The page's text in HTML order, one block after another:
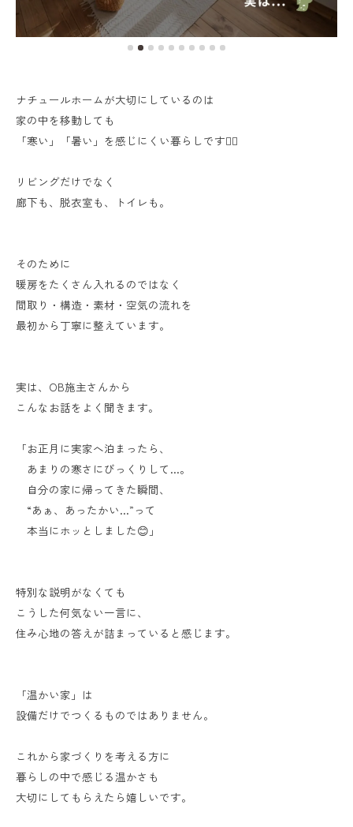
ナチュールホームが大切にしているのは
家の中を移動しても
「寒い」「暑い」を感じにくい暮らしです💁‍♂️
リビングだけでなく
廊下も、脱衣室も、トイレも。
そのために
暖房をたくさん入れるのではなく
間取り・構造・素材・空気の流れを
最初から丁寧に整えています。
実は、OB施主さんから
こんなお話をよく聞きます。
「お正月に実家へ泊まったら、
あまりの寒さにびっくりして…。
自分の家に帰ってきた瞬間、
“あぁ、あったかい…”って
本当にホッとしました😊」
特別な説明がなくても
こうした何気ない一言に、
住み心地の答えが詰まっていると感じます。
「温かい家」は
設備だけでつくるものではありません。
これから家づくりを考える方に
暮らしの中で感じる温かさも
大切にしてもらえたら嬉しいです。